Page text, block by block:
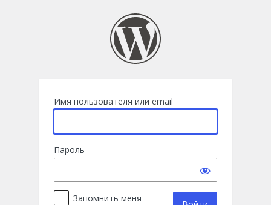
Имя пользователя или email
Пароль
Запомнить меня